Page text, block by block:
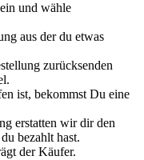
und wähle
aus der du etwas
zurücksenden
ist, bekommst Du eine
erstatten wir dir den
bezahlt hast.
der Käufer.